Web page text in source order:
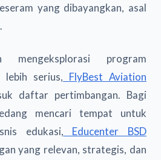
yang dibayangkan, asal
program
lebih serius, FlyBest Aviation
daftar pertimbangan. Bagi
mencari tempat untuk
edukasi, Educenter BSD
yang relevan, strategis, dan